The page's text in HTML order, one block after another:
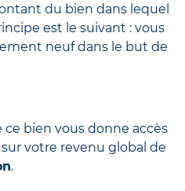
du bien dans lequel
est le suivant : vous
neuf dans le but de
ce bien vous donne accès
votre revenu global de
.